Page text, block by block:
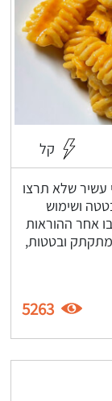
קל
שלא תרצו
ושימוש
אחר ההוראות
ובטטות,
5263